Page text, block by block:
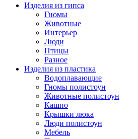
Изделия из гипса
Гномы
Животные
Интерьер
Люди
Птицы
Разное
Изделия из пластика
Водоплавающие
Гномы полистоун
Животные полистоун
Кашпо
Крышки люка
Люди полистоун
Мебель